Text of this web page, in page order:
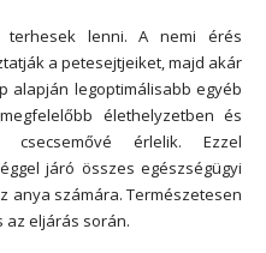
lenni. A nemi érés
a petesejtjeiket, majd akár
alapján legoptimálisabb egyéb
élethelyzetben és
csecsemővé érlelik. Ezzel
járó összes egészségügyi
anya számára. Természetesen
az eljárás során.